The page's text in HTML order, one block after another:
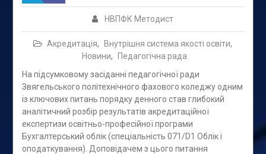
НВПФК Методист
Акредитація, Внутрішня система якості освіти,
Новини,
Педагогічна рада
На підсумковому засіданні педагогічної ради
Звягельського політехнічного фахового коледжу одним
із ключових питань порядку денного став глибокий
аналітичний розбір результатів акредитаційної
експертизи освітньо-професійної програми
Бухгалтерський облік (спеціальність 071/D1 Облік і
оподаткування). Доповідачем з цього питання